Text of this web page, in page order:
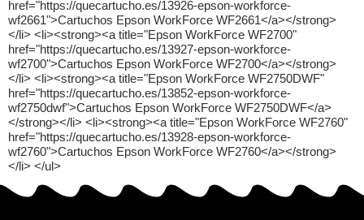
href="https://quecartucho.es/13926-epson-workforce-
wf2661">Cartuchos Epson WorkForce WF2661</a></strong>
</li> <li><strong><a title="Epson WorkForce WF2700"
href="https://quecartucho.es/13927-epson-workforce-
wf2700">Cartuchos Epson WorkForce WF2700</a></strong>
</li> <li><strong><a title="Epson WorkForce WF2750DWF"
href="https://quecartucho.es/13852-epson-workforce-
wf2750dwf">Cartuchos Epson WorkForce WF2750DWF</a>
</strong></li> <li><strong><a title="Epson WorkForce WF2760"
href="https://quecartucho.es/13928-epson-workforce-
wf2760">Cartuchos Epson WorkForce WF2760</a></strong>
</li> </ul>